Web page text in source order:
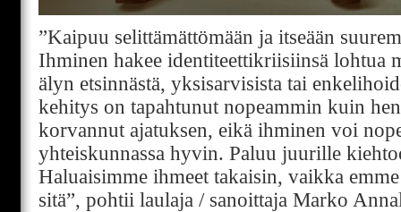
”Kaipuu selittämättömään ja itseään
Ihminen hakee identiteettikriisiinsä lohtua
älyn etsinnästä, yksisarvisista tai
kehitys on tapahtunut nopeammin kuin
korvannut ajatuksen, eikä ihminen voi
yhteiskunnassa hyvin. Paluu juurille
Haluaisimme ihmeet takaisin, vaikka
sitä”, pohtii laulaja / sanoittaja Marko